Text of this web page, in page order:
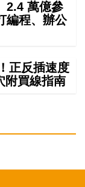
2.4 萬億參
編程、辦公
正反插速度
附買線指南